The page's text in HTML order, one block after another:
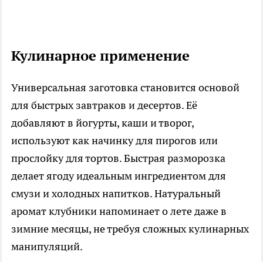
Кулинарное применение
Универсальная заготовка становится основой
для быстрых завтраков и десертов. Её
добавляют в йогурты, каши и творог,
используют как начинку для пирогов или
прослойку для тортов. Быстрая разморозка
делает ягоду идеальным ингредиентом для
смузи и холодных напитков. Натуральный
аромат клубники напоминает о лете даже в
зимние месяцы, не требуя сложных кулинарных
манипуляций.